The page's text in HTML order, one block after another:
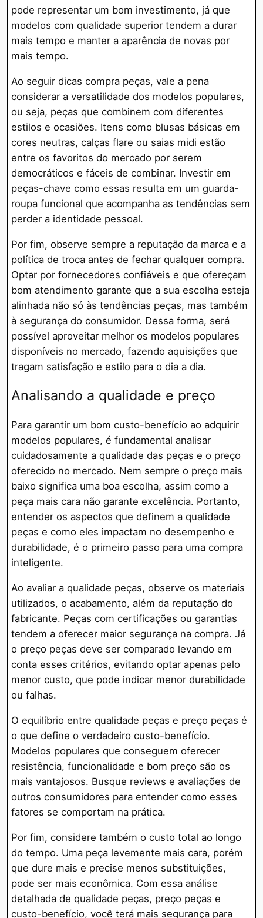
pode representar um bom investimento, já que
modelos com qualidade superior tendem a durar
mais tempo e manter a aparência de novas por
mais tempo.
Ao seguir dicas compra peças, vale a pena
considerar a versatilidade dos modelos populares,
ou seja, peças que combinem com diferentes
estilos e ocasiões. Itens como blusas básicas em
cores neutras, calças flare ou saias midi estão
entre os favoritos do mercado por serem
democráticos e fáceis de combinar. Investir em
peças-chave como essas resulta em um guarda-
roupa funcional que acompanha as tendências sem
perder a identidade pessoal.
Por fim, observe sempre a reputação da marca e a
política de troca antes de fechar qualquer compra.
Optar por fornecedores confiáveis e que ofereçam
bom atendimento garante que a sua escolha esteja
alinhada não só às tendências peças, mas também
à segurança do consumidor. Dessa forma, será
possível aproveitar melhor os modelos populares
disponíveis no mercado, fazendo aquisições que
tragam satisfação e estilo para o dia a dia.
Analisando a qualidade e preço
Para garantir um bom custo-benefício ao adquirir
modelos populares, é fundamental analisar
cuidadosamente a qualidade das peças e o preço
oferecido no mercado. Nem sempre o preço mais
baixo significa uma boa escolha, assim como a
peça mais cara não garante excelência. Portanto,
entender os aspectos que definem a qualidade
peças e como eles impactam no desempenho e
durabilidade, é o primeiro passo para uma compra
inteligente.
Ao avaliar a qualidade peças, observe os materiais
utilizados, o acabamento, além da reputação do
fabricante. Peças com certificações ou garantias
tendem a oferecer maior segurança na compra. Já
o preço peças deve ser comparado levando em
conta esses critérios, evitando optar apenas pelo
menor custo, que pode indicar menor durabilidade
ou falhas.
O equilíbrio entre qualidade peças e preço peças é
o que define o verdadeiro custo-benefício.
Modelos populares que conseguem oferecer
resistência, funcionalidade e bom preço são os
mais vantajosos. Busque reviews e avaliações de
outros consumidores para entender como esses
fatores se comportam na prática.
Por fim, considere também o custo total ao longo
do tempo. Uma peça levemente mais cara, porém
que dure mais e precise menos substituições,
pode ser mais econômica. Com essa análise
detalhada de qualidade peças, preço peças e
custo-benefício, você terá mais segurança para